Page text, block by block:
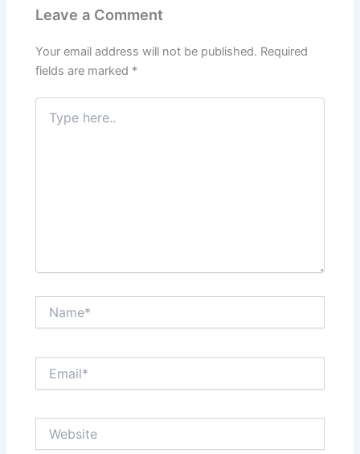
Leave a Comment
Your email address will not be published. Required
fields are marked *
here..